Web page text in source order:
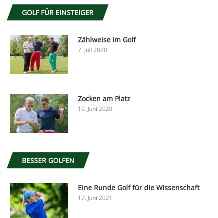
GOLF FÜR EINSTEIGER
Zählweise im Golf
7. Juli 2020
Zocken am Platz
19. Juni 2020
BESSER GOLFEN
Eine Runde Golf für die Wissenschaft
17. Juni 2021